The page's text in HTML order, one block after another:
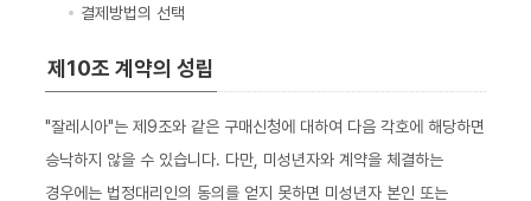
결제방법의 선택
제10조 계약의 성립
"잘레시아"는 제9조와 같은 구매신청에 대하여 다음 각호에 해당하면
승낙하지 않을 수 있습니다. 다만, 미성년자와 계약을 체결하는
경우에는 법정대리인의 동의를 얻지 못하면 미성년자 본인 또는